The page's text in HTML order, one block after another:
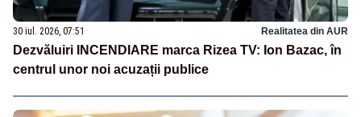
30 iul. 2026, 07:51 Realitatea din AUR
Dezvăluiri INCENDIARE marca Rizea TV: Ion Bazac, în
centrul unor noi acuzații publice